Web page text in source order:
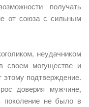
получать
от союза с сильным
неудачником
своем могуществе и
подтверждение.
доверия мужчине,
поколение не было в